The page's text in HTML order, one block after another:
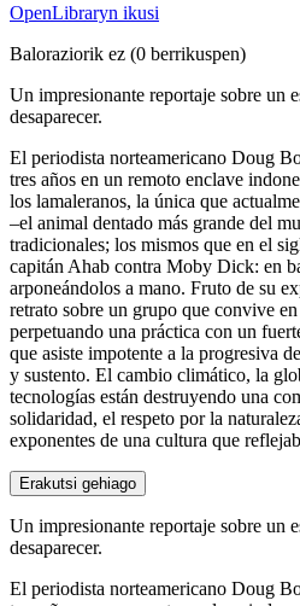
OpenLibraryn ikusi
Baloraziorik ez (0 berrikuspen)
Un impresionante reportaje sobre un
desaparecer.
El periodista norteamericano Doug
tres años en un remoto enclave
los lamaleranos, la única que
–el animal dentado más grande del
tradicionales; los mismos que en el
capitán Ahab contra Moby Dick: en
arponeándolos a mano. Fruto de su
retrato sobre un grupo que convive
perpetuando una práctica con un
que asiste impotente a la progresiva
y sustento. El cambio climático, la
tecnologías están destruyendo una
solidaridad, el respeto por la
exponentes de una cultura que
Erakutsi gehiago
Un impresionante reportaje sobre un
desaparecer.
El periodista norteamericano Doug